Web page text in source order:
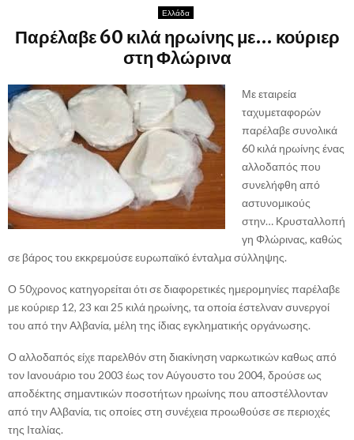
Ελλάδα
Παρέλαβε 60 κιλά ηρωίνης με… κούριερ
στη Φλώρινα
Με εταιρεία
ταχυμεταφορών
παρέλαβε συνολικά
60 κιλά ηρωίνης ένας
αλλοδαπός που
συνελήφθη από
αστυνομικούς
στην… Κρυσταλλοπή
γη Φλώρινας, καθώς
σε βάρος του εκκρεμούσε ευρωπαϊκό ένταλμα σύλληψης.
Ο 50χρονος κατηγορείται ότι σε διαφορετικές ημερομηνίες παρέλαβε
με κούριερ 12, 23 και 25 κιλά ηρωίνης, τα οποία έστελναν συνεργοί
του από την Αλβανία, μέλη της ίδιας εγκληματικής οργάνωσης.
Ο αλλοδαπός είχε παρελθόν στη διακίνηση ναρκωτικών καθως από
τον Ιανουάριο του 2003 έως τον Αύγουστο του 2004, δρούσε ως
αποδέκτης σημαντικών ποσοτήτων ηρωίνης που αποστέλλονταν
από την Αλβανία, τις οποίες στη συνέχεια προωθούσε σε περιοχές
της Ιταλίας.